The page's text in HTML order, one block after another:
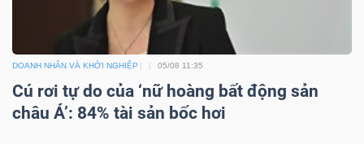
DOANH NHÂN VÀ KHỞI NGHIỆP 05/08 11:35
Cú rơi tự do của ‘nữ hoàng bất động sản
châu Á’: 84% tài sản bốc hơi
đầu